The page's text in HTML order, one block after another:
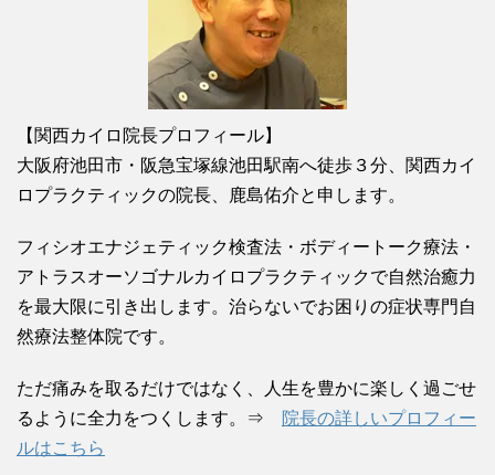
【関西カイロ院長プロフィール】
大阪府池田市・阪急宝塚線池田駅南へ徒歩３分、関西カイ
ロプラクティックの院長、鹿島佑介と申します。
フィシオエナジェティック検査法・ボディートーク療法・
アトラスオーソゴナルカイロプラクティックで自然治癒力
を最大限に引き出します。治らないでお困りの症状専門自
然療法整体院です。
ただ痛みを取るだけではなく、人生を豊かに楽しく過ごせ
るように全力をつくします。⇒
院長の詳しいプロフィー
ルはこちら